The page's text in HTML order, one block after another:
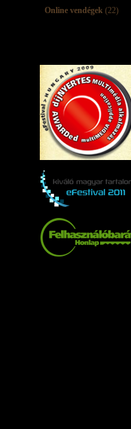
Online vendégek(22)